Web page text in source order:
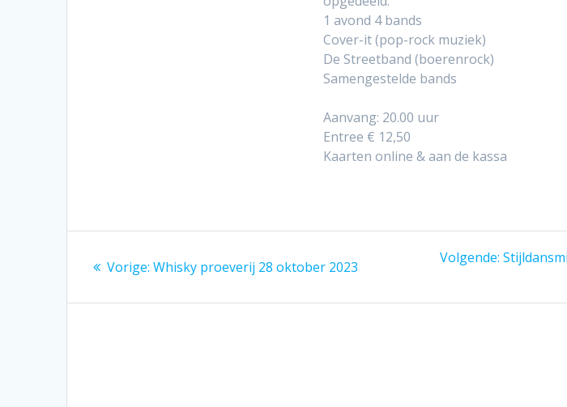
1 avond 4 bands
Cover-it (pop-rock muziek)
De Streetband (boerenrock)
Samengestelde bands
Aanvang: 20.00 uur
Entree € 12,50
Kaarten online & aan de kassa
navigatie
Vorige: Vorig
Whisky proeverij 28 oktober 2023
Volgende: Volgend